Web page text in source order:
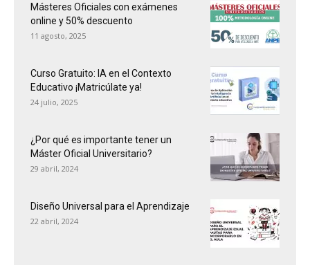
Másteres Oficiales con exámenes
online y 50% descuento
11 agosto, 2025
Curso Gratuito: IA en el Contexto
Educativo ¡Matricúlate ya!
24 julio, 2025
¿Por qué es importante tener un
Máster Oficial Universitario?
29 abril, 2024
Diseño Universal para el Aprendizaje
22 abril, 2024